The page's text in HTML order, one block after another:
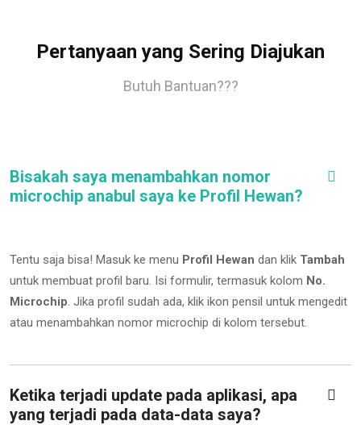
Pertanyaan yang Sering Diajukan
Butuh Bantuan???
Bisakah saya menambahkan nomor
microchip anabul saya ke Profil Hewan?
Tentu saja bisa! Masuk ke menu Profil Hewan dan klik Tambah
untuk membuat profil baru. Isi formulir, termasuk kolom No.
Microchip. Jika profil sudah ada, klik ikon pensil untuk mengedit
atau menambahkan nomor microchip di kolom tersebut.
Ketika terjadi update pada aplikasi, apa
yang terjadi pada data-data saya?